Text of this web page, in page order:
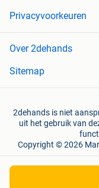
Privacyvoorkeuren
Over 2dehands
Sitemap
2dehands is niet
uit het gebruik van
Copyright © 2026